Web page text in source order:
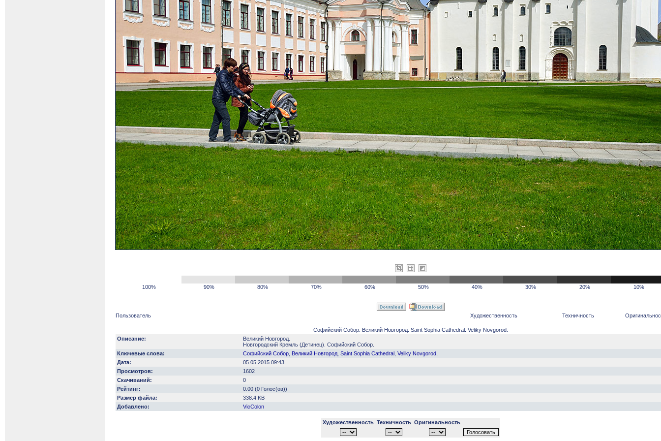
100% 90% 80% 70% 60% 50% 40% 30% 20% 10%
Пользователь Художественность Техничность
Софийский Собор. Великий Новгород. Saint Sophia Cathedral. Veliky Novgorod.
Описание:
Великий Новгород.
Новгородский Кремль (Детинец). Софийский Собор.
Ключевые слова:
Софийский Собор Великий Новгород Saint Sophia Cathedral Veliky Novgorod
Дата:
05.05.2015 09:43
Просмотров:
1602
Скачиваний:
0
Рейтинг:
0.00 (0 Голос(ов))
Размер файла:
338.4 KB
Добавлено:
VicColon
Художественность Техничность Оригинальность